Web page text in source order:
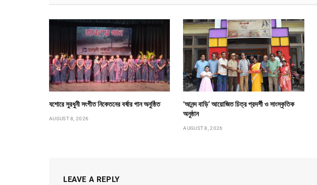
যশোরে সুরধুনী সংগীত নিকেতনের বর্ষার গান অনুষ্ঠিত
AUGUST 8, 2026
‘আনন্দ বাড়ি’ আয়োজিত চিত্র প্রদর্শী ও সাংস্কৃতিক
অনুষ্ঠান
AUGUST 8, 2026
LEAVE A REPLY